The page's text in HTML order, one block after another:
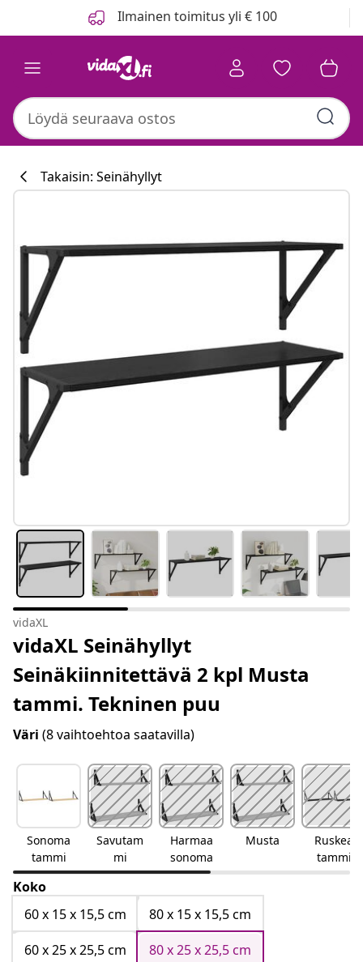
Ilmainen toimitus yli € 100
Takaisin: Seinähyllyt
vidaXL
vidaXL Seinähyllyt
Seinäkiinnitettävä 2 kpl Musta
tammi. Tekninen puu
Väri (8 vaihtoehtoa saatavilla)
Sonoma
tammi
Savutam
mi
Harmaa
sonoma
Musta
Ruskea
tammi
Koko
60 x 15 x 15,5 cm
80 x 15 x 15,5 cm
60 x 25 x 25,5 cm
80 x 25 x 25,5 cm